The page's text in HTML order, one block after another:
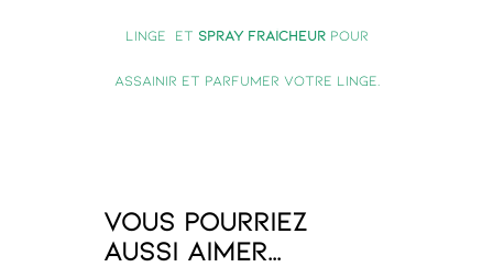
linge et spray fraîcheurpour
assainir et parfumer votre linge.
Vous pourriez
aussi aimer...​